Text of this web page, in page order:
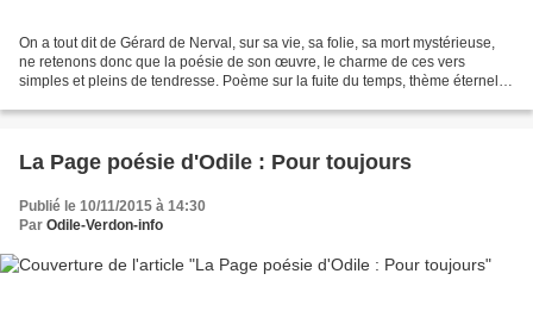
On a tout dit de Gérard de Nerval, sur sa vie, sa folie, sa mort mystérieuse,
ne retenons donc que la poésie de son œuvre, le charme de ces vers
simples et pleins de tendresse. Poème sur la fuite du temps, thème éternel et
La Page poésie d'Odile : Pour toujours
Publié le 10/11/2015 à 14:30
Par Odile-Verdon-info